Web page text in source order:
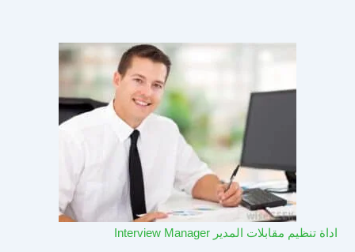
اداة تنظيم مقابلات المدير Interview Manager